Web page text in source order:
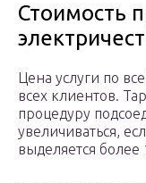
Стоимость
Цена услуги по
всех клиентов.
процедуру
увеличиваться,
выделяется более